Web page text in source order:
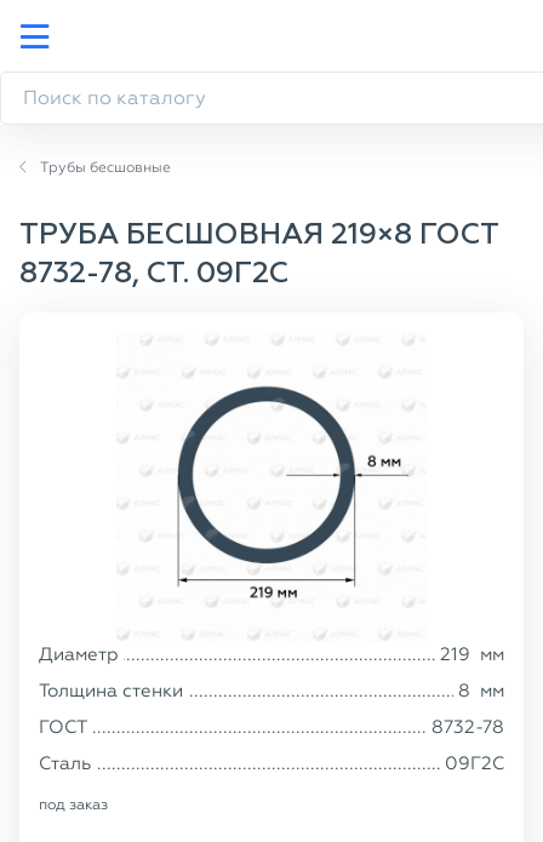
Трубы бесшовные
ТРУБА БЕСШОВНАЯ 219×8 ГОСТ
8732-78, СТ. 09Г2С
Диаметр 219 мм
Толщина стенки
8 мм
ГОСТ
8732-78
Сталь
09Г2С
под заказ